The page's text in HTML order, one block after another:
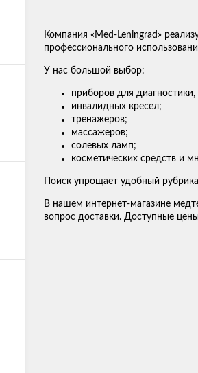
Компания «Med-Leningrad»
профессионального
У нас большой выбор:
приборов для
инвалидных кресел;
тренажеров;
массажеров;
солевых ламп;
косметических средств и
Поиск упрощает удобный
В нашем интернет-магазине
вопрос доставки. Доступные